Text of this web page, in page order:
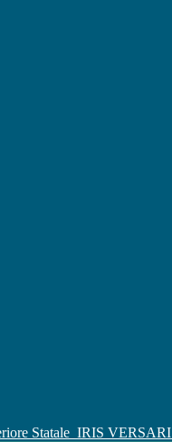
Statale IRIS VERSARI